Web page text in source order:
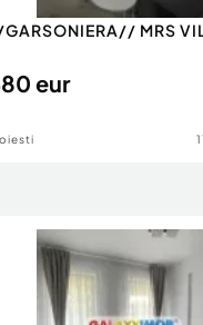
MRS
eur